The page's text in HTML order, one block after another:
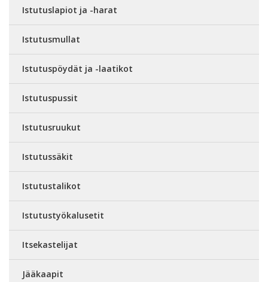
Istutuslapiot ja -harat
Istutusmullat
Istutuspöydät ja -laatikot
Istutuspussit
Istutusruukut
Istutussäkit
Istutustalikot
Istutustyökalusetit
Itsekastelijat
Jääkaapit